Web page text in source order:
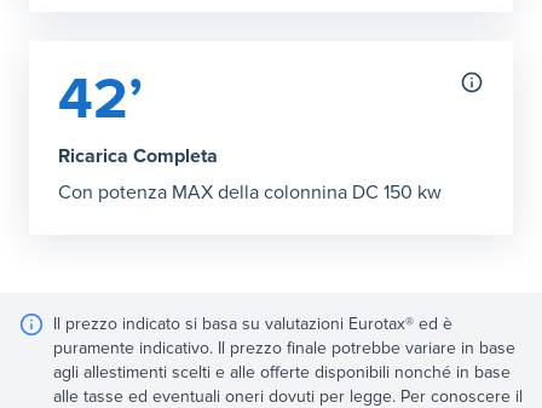
42’
Ricarica Completa
Con potenza MAX della colonnina DC 150 kw
Il prezzo indicato si basa su valutazioni Eurotax® ed è
puramente indicativo. Il prezzo finale potrebbe variare in base
agli allestimenti scelti e alle offerte disponibili nonché in base
alle tasse ed eventuali oneri dovuti per legge. Per conoscere il